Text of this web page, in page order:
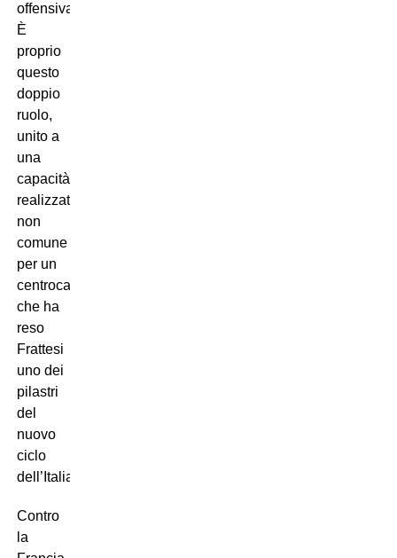
offensiva.
È
proprio
questo
doppio
ruolo,
unito a
una
capacità
realizzativa
non
comune
per un
centrocampista,
che ha
reso
Frattesi
uno dei
pilastri
del
nuovo
ciclo
dell’Italia.
Contro
la